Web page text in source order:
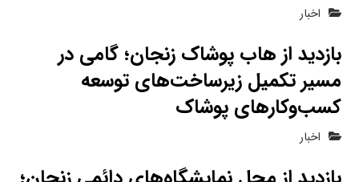
اخبار
بازدید از هاب پوشاک زنجان؛ گامی در
مسیر تکمیل زیرساخت‌های توسعه
کسب‌وکارهای پوشاک
اخبار